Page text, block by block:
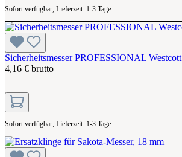
Sofort verfügbar, Lieferzeit: 1-3 Tage
Sicherheitsmesser PROFESSIONAL Westcott
4,16 € brutto
Sofort verfügbar, Lieferzeit: 1-3 Tage